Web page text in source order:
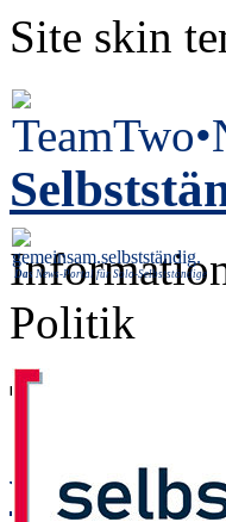
Site skin
Politik
Das News-Portal für Solo-Selbstständige
Tag: